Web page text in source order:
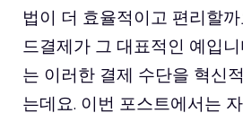
법이 더 효율적이고 편리할
드결제가 그 대표적인 예입
는 이러한 결제 수단을 혁신
는데요. 이번 포스트에서는